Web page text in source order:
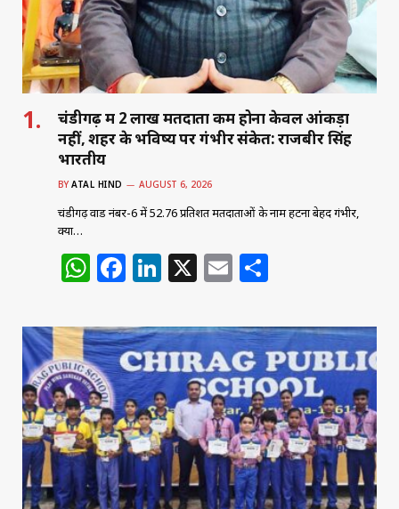
चंडीगढ़ में 2 लाख मतदाता कम होना केवल आंकड़ा
नहीं, शहर के भविष्य पर गंभीर संकेत: राजबीर सिंह
भारतीय
BY ATAL HIND AUGUST 6, 2026
चंडीगढ़ वार्ड नंबर-6 में 52.76 प्रतिशत मतदाताओं के नाम हटना बेहद गंभीर,
क्या…
W
at
s
A
p
p
F
c
e
b
o
o
k
Li
k
e
dI
n
X E
ai
l
ar
e